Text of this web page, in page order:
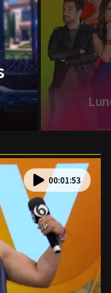
00:01:53